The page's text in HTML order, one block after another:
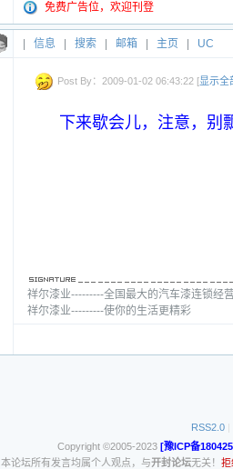
免费广告位，欢迎刊登
信息 搜索 邮箱 主页 UC
Post By：2009-01-02 06:43:22 [显示全
下来歇会儿，注意，别
祥尔漆业---------全国最大的汽车漆连锁经
祥尔漆业---------使你的生活更精彩
RSS2.0 |
Copyright ©2005-2023 [豫ICP备
本论坛所有发言均属个人观点，与开封论坛无关！ 拒